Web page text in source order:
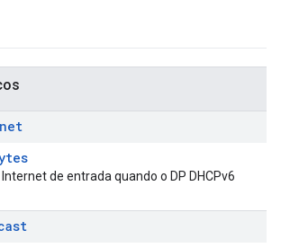
de entrada quando o DP DHCPv6